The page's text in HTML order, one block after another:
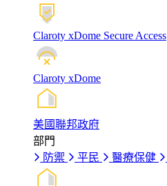
Claroty xDome Secure Access
Claroty xDome
美國聯邦政府
部門
防禦
平民 醫療保健